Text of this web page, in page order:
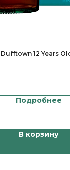
12 Years
Подробнее
В корзину